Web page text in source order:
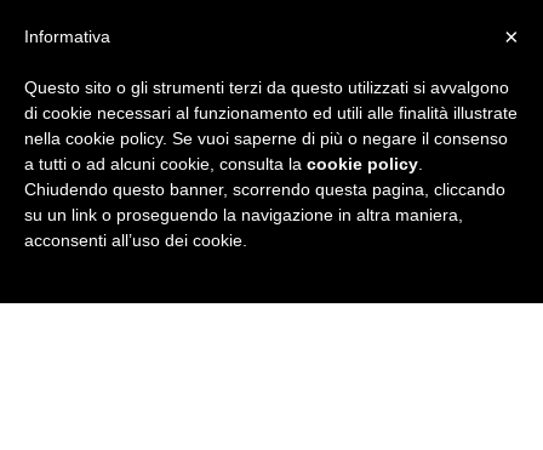
i
×
Informativa
Questo sito o gli strumenti terzi da questo utilizzati si avvalgono
di cookie necessari al funzionamento ed utili alle finalità illustrate
nella cookie policy. Se vuoi saperne di più o negare il consenso
a tutti o ad alcuni cookie, consulta la cookie policy
Chiudendo questo banner, scorrendo questa pagina, cliccando
su un link o proseguendo la navigazione in altra maniera,
acconsenti all’uso dei cookie.